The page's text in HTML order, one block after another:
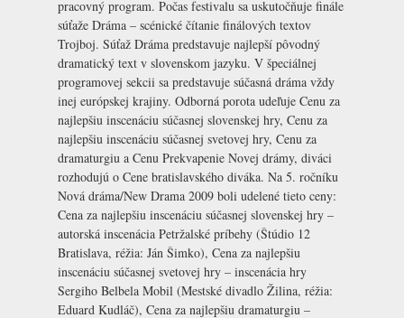
pracovný program. Počas festivalu sa uskutočňuje finále
súťaže Dráma – scénické čítanie finálových textov
Trojboj. Súťaž Dráma predstavuje najlepší pôvodný
dramatický text v slovenskom jazyku. V špeciálnej
programovej sekcii sa predstavuje súčasná dráma vždy
inej európskej krajiny. Odborná porota udeľuje Cenu za
najlepšiu inscenáciu súčasnej slovenskej hry, Cenu za
najlepšiu inscenáciu súčasnej svetovej hry, Cenu za
dramaturgiu a Cenu Prekvapenie Novej drámy, diváci
rozhodujú o Cene bratislavského diváka. Na 5. ročníku
Nová dráma/New Drama 2009 boli udelené tieto ceny:
Cena za najlepšiu inscenáciu súčasnej slovenskej hry –
autorská inscenácia Petržalské príbehy (Štúdio 12
Bratislava, réžia: Ján Šimko), Cena za najlepšiu
inscenáciu súčasnej svetovej hry – inscenácia hry
Sergiho Belbela Mobil (Mestské divadlo Žilina, réžia:
Eduard Kudláč), Cena za najlepšiu dramaturgiu –